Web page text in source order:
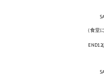
（食堂